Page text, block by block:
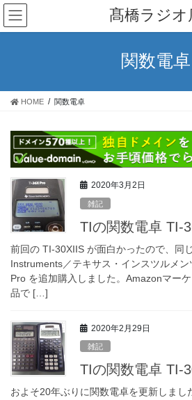
コ
ン
テ
ス
ナ
ビ
ゲ
ン
髙橋ラジオ
関数電卓
HOME 関数電卓
2020年3月2日
雑記
TIの関数電卓 TI-
前回の TI-30XIIS が面白かったので、同
Instruments／テキサス・インスツルメ
Pro を追加購入しました。Amazonマー
品で […]
2020年2月29日
雑記
TIの関数電卓 TI-
およそ20年ぶりに関数電卓を更新しまし